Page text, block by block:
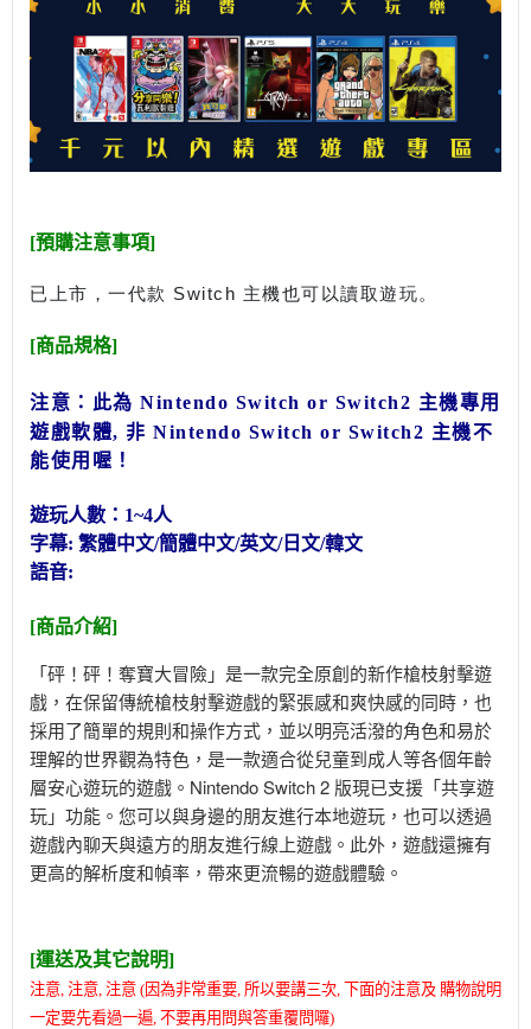
[預購注意事項]
已上市，一代款 Switch 主機也可以讀取遊玩。
[商品規格]
注意：此為 Nintendo Switch or Switch2 主機專用
遊戲軟體, 非 Nintendo Switch or Switch2 主機不
能使用喔！
遊玩人數：1~4人
字幕: 繁體中文/簡體中文/英文/日文/韓文
語音:
[商品介紹]
「砰！砰！奪寶大冒險」是一款完全原創的新作槍枝射擊遊
戲，在保留傳統槍枝射擊遊戲的緊張感和爽快感的同時，也
採用了簡單的規則和操作方式，並以明亮活潑的角色和易於
理解的世界觀為特色，是一款適合從兒童到成人等各個年齡
層安心遊玩的遊戲。Nintendo Switch 2 版現已支援「共享遊
玩」功能。您可以與身邊的朋友進行本地遊玩，也可以透過
遊戲內聊天與遠方的朋友進行線上遊戲。此外，遊戲還擁有
更高的解析度和幀率，帶來更流暢的遊戲體驗。
[運送及其它說明]
注意, 注意, 注意 (因為非常重要, 所以要講三次,
下面的注意及 購物說明
一定要先看過一遍, 不要再用問與答重覆問囉)